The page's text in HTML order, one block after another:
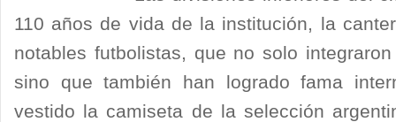
110 años de vida de la institución, la
notables futbolistas, que no solo
sino que también han logrado fama
vestido la camiseta de la selección